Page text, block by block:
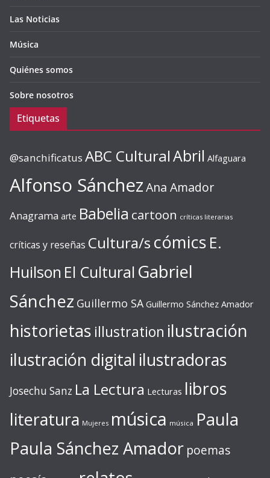
Las Noticias
Música
Quiénes somos
Sobre nosotros
Etiquetas
@sanchificatus ABC CulturalAbril Alfaguara
Alfonso SánchezAna Amador
Anagrama arte Babelia cartoon críticas literarias
críticas y reseñas Cultura/s cómics E.
Huilson El Cultural Gabriel
Sánchez Guillermo SA Guillermo Sánchez Amador
historietas illustration ilustración
ilustración digital ilustradoras
Josechu Sanz La Lectura Lecturas libros
literatura Mujeres música música Paula
Paula Sánchez Amador poemas